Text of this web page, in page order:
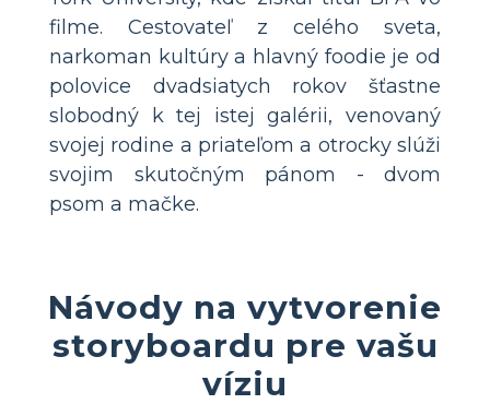
filme. Cestovateľ z celého sveta,
narkoman kultúry a hlavný foodie je od
polovice dvadsiatych rokov šťastne
slobodný k tej istej galérii, venovaný
svojej rodine a priateľom a otrocky slúži
svojim skutočným pánom - dvom
psom a mačke.
Návody na vytvorenie
storyboardu pre vašu
víziu